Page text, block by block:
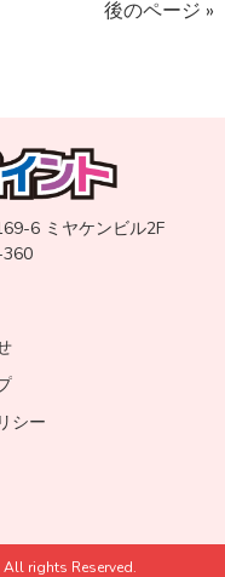
後のページ »
6 ミヤケンビル2F
シー
rights Reserved.